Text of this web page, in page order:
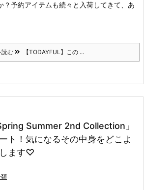
？予約アイテムも続々と入荷してきて、あ
読む 【TODAYFUL】この ...
Summer 2nd Collection」
ト！気になるその中身をどこよ
ます♡